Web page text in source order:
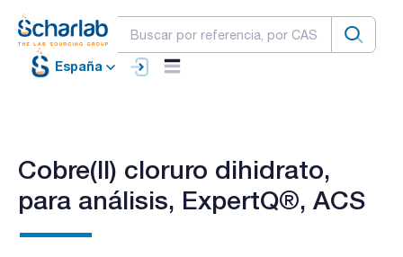
España
Cobre(II) cloruro dihidrato,
para análisis, ExpertQ®, ACS